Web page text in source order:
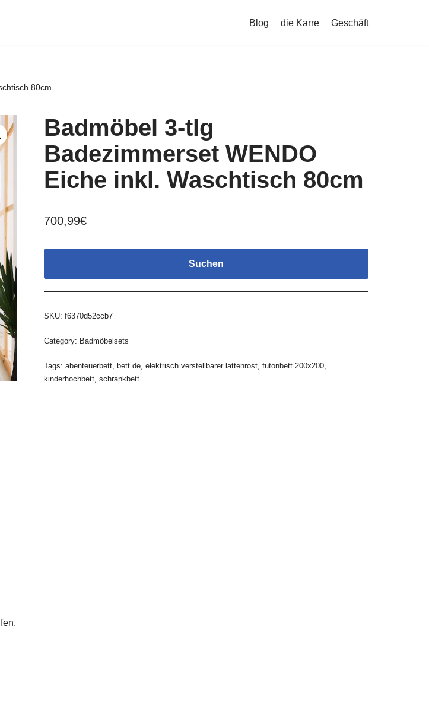
Blog die Karre Geschäft
80cm
Badmöbel 3-tlg
Badezimmerset WENDO
Eiche inkl. Waschtisch 80cm
700,99€
Suchen
SKU: f6370d52ccb7
Category: Badmöbelsets
Tags: abenteuerbett, bett de, elektrisch verstellbarer lattenrost, futonbett 200x200,
kinderhochbett, schrankbett